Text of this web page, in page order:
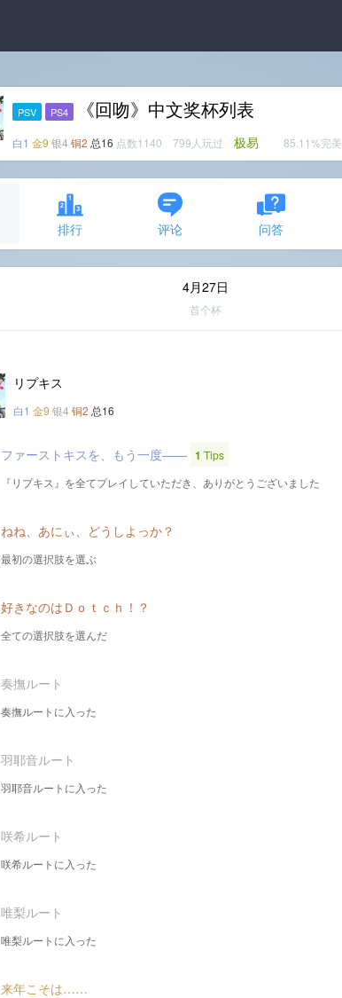
PSV PS4 《回吻》中文奖杯列表
白1 金9 银4 铜2 总16 点数1140 799人玩过 极易 85.11%完美
排行 评论 问答
4月27日
首个杯
リプキス
白1 金9 银4 铜2 总16
ファーストキスを、もう一度―― 1 Tips
『リプキス』を全てプレイしていただき、ありがとうございました
ねね、あにぃ、どうしよっか？
最初の選択肢を選ぶ
好きなのはＤｏｔｃｈ！？
全ての選択肢を選んだ
奏撫ルート
奏撫ルートに入った
羽耶音ルート
羽耶音ルートに入った
咲希ルート
咲希ルートに入った
唯梨ルート
唯梨ルートに入った
来年こそは……